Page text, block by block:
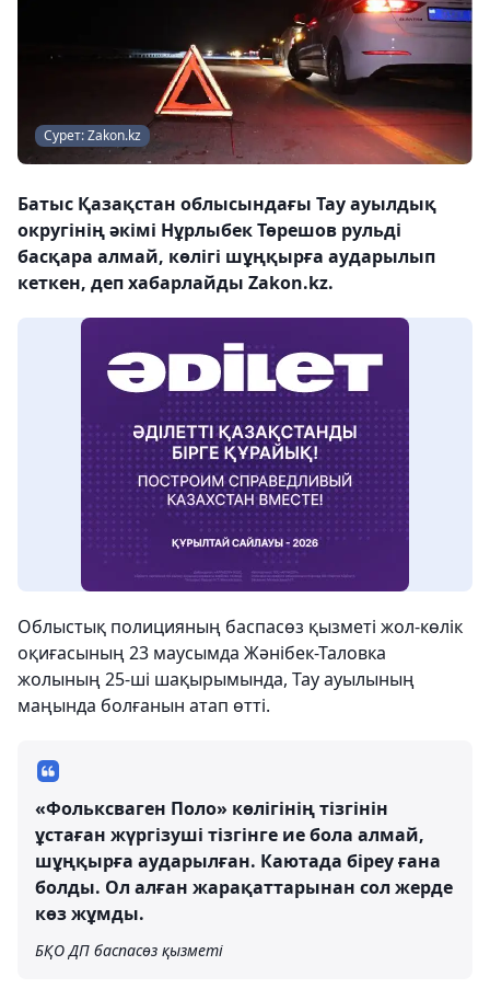
Сурет: Zakon.kz
Батыс Қазақстан облысындағы Тау ауылдық
округінің әкімі Нұрлыбек Төрешов рульді
басқара алмай, көлігі шұңқырға аударылып
кеткен, деп хабарлайды Zakon.kz.
Облыстық полицияның баспасөз қызметі жол-көлік
оқиғасының 23 маусымда Жәнібек-Таловка
жолының 25-ші шақырымында, Тау ауылының
маңында болғанын атап өтті.
«Фольксваген Поло» көлігінің тізгінін
ұстаған жүргізуші тізгінге ие бола алмай,
шұңқырға аударылған. Каютада біреу ғана
болды. Ол алған жарақаттарынан сол жерде
көз жұмды.
БҚО ДП баспасөз қызметі